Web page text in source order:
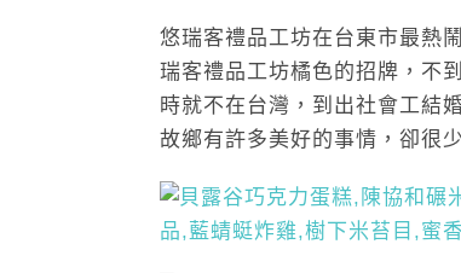
悠瑞客禮品工坊在台東市最熱
瑞客禮品工坊橘色的招牌，不
時就不在台灣，到出社會工結
故鄉有許多美好的事情，卻很